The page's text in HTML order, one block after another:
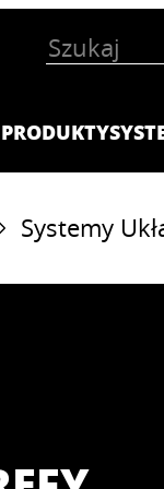
PRODUKTY
Systemy